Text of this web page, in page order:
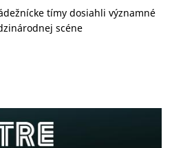
tímy dosiahli významné
scéne